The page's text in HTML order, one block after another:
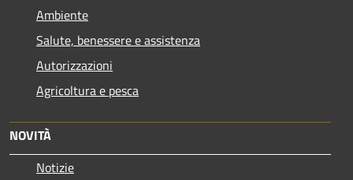
Ambiente
Salute, benessere e assistenza
Autorizzazioni
Agricoltura e pesca
NOVITÀ
Notizie